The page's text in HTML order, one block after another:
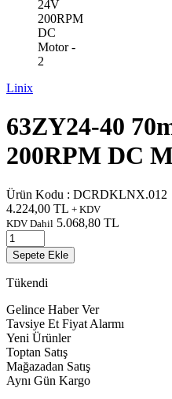
Linix
63ZY24-40
200RPM DC
Ürün Kodu : DCRDKLNX.012
4.224,00 TL + KDV
KDV Dahil 5.068,80 TL
Sepete Ekle
Tükendi
Gelince Haber Ver
Tavsiye Et Fiyat Alarmı
Yeni Ürünler
Toptan Satış
Mağazadan Satış
Aynı Gün Kargo